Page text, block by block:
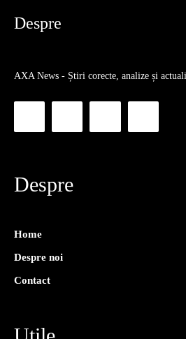
Despre
AXA News - Știri corecte, analize și
Despre
Home
Despre noi
Contact